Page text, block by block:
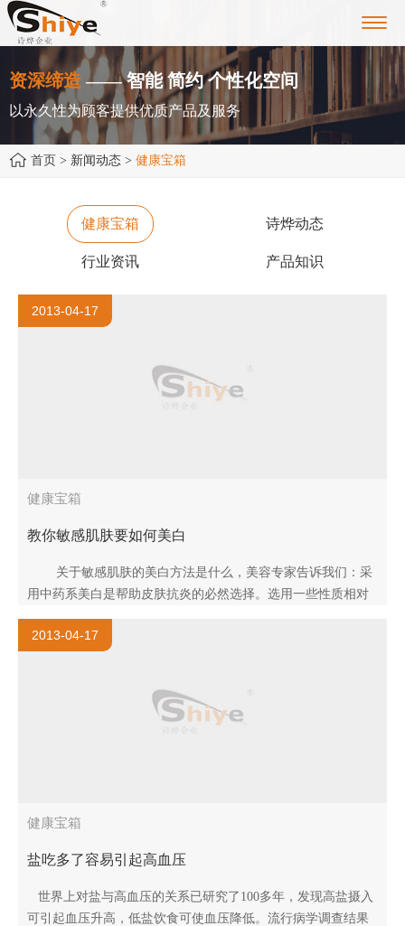
资深缔造 —— 智能 简约 个性化空间
以永久性为顾客提供优质产品及服务
首页 > 新闻动态 > 健康宝箱
健康宝箱 诗烨动态
行业资讯 产品知识
2013-04-17
健康宝箱
教你敏感肌肤要如何美白
关于敏感肌肤的美白方法是什么，美容专家告诉我们：采
用中药系美白是帮助皮肤抗炎的必然选择。选用一些性质相对
温和多年中药成分，比如是桑葚，白芷，甘草，牡丹皮..
2013-04-17
健康宝箱
盐吃多了容易引起高血压
世界上对盐与高血压的关系已研究了100多年，发现高盐摄入
可引起血压升高，低盐饮食可使血压降低。流行病学调查结果